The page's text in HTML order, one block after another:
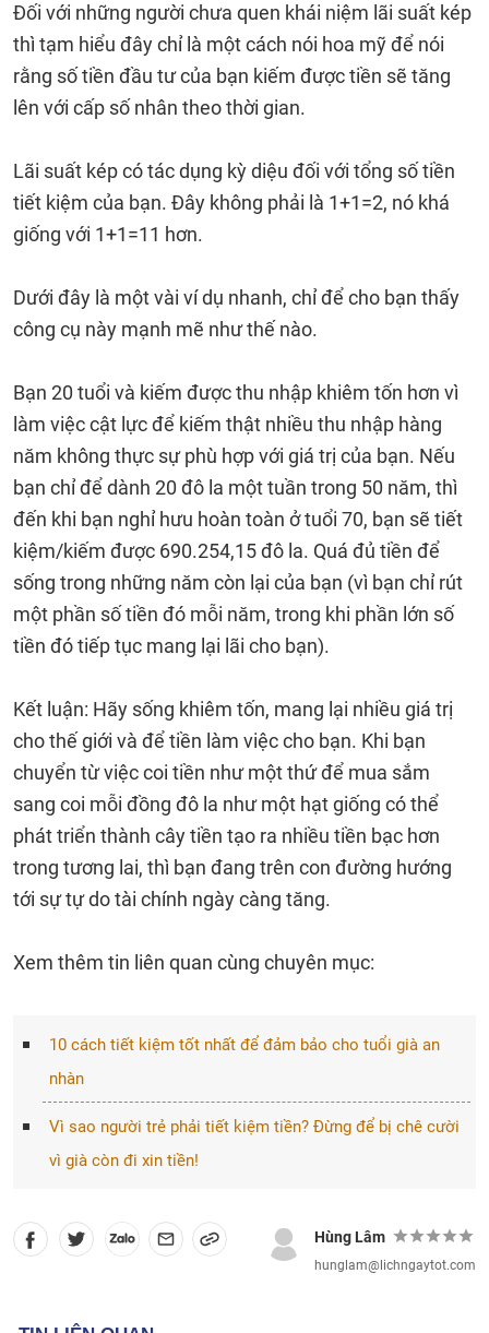
Đối với những người chưa quen khái niệm lãi suất kép
thì tạm hiểu đây chỉ là một cách nói hoa mỹ để nói
rằng số tiền đầu tư của bạn kiếm được tiền sẽ tăng
lên với cấp số nhân theo thời gian.
Lãi suất kép có tác dụng kỳ diệu đối với tổng số tiền
tiết kiệm của bạn. Đây không phải là 1+1=2, nó khá
giống với 1+1=11 hơn.
Dưới đây là một vài ví dụ nhanh, chỉ để cho bạn thấy
công cụ này mạnh mẽ như thế nào.
Bạn 20 tuổi và kiếm được thu nhập khiêm tốn hơn vì
làm việc cật lực để kiếm thật nhiều thu nhập hàng
năm không thực sự phù hợp với giá trị của bạn. Nếu
bạn chỉ để dành 20 đô la một tuần trong 50 năm, thì
đến khi bạn nghỉ hưu hoàn toàn ở tuổi 70, bạn sẽ tiết
kiệm/kiếm được 690.254,15 đô la. Quá đủ tiền để
sống trong những năm còn lại của bạn (vì bạn chỉ rút
một phần số tiền đó mỗi năm, trong khi phần lớn số
tiền đó tiếp tục mang lại lãi cho bạn).
Kết luận: Hãy sống khiêm tốn, mang lại nhiều giá trị
cho thế giới và để tiền làm việc cho bạn. Khi bạn
chuyển từ việc coi tiền như một thứ để mua sắm
sang coi mỗi đồng đô la như một hạt giống có thể
phát triển thành cây tiền tạo ra nhiều tiền bạc hơn
trong tương lai, thì bạn đang trên con đường hướng
tới sự tự do tài chính ngày càng tăng.
Xem thêm tin liên quan cùng chuyên mục:
10 cách tiết kiệm tốt nhất để đảm bảo cho tuổi già an
nhàn
Vì sao người trẻ phải tiết kiệm tiền? Đừng để bị chê cười
vì già còn đi xin tiền!
Hùng Lâm
hunglam@lichngaytot.com